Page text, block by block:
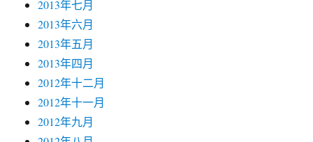
2013年七月
2013年六月
2013年五月
2013年四月
2012年十二月
2012年十一月
2012年九月